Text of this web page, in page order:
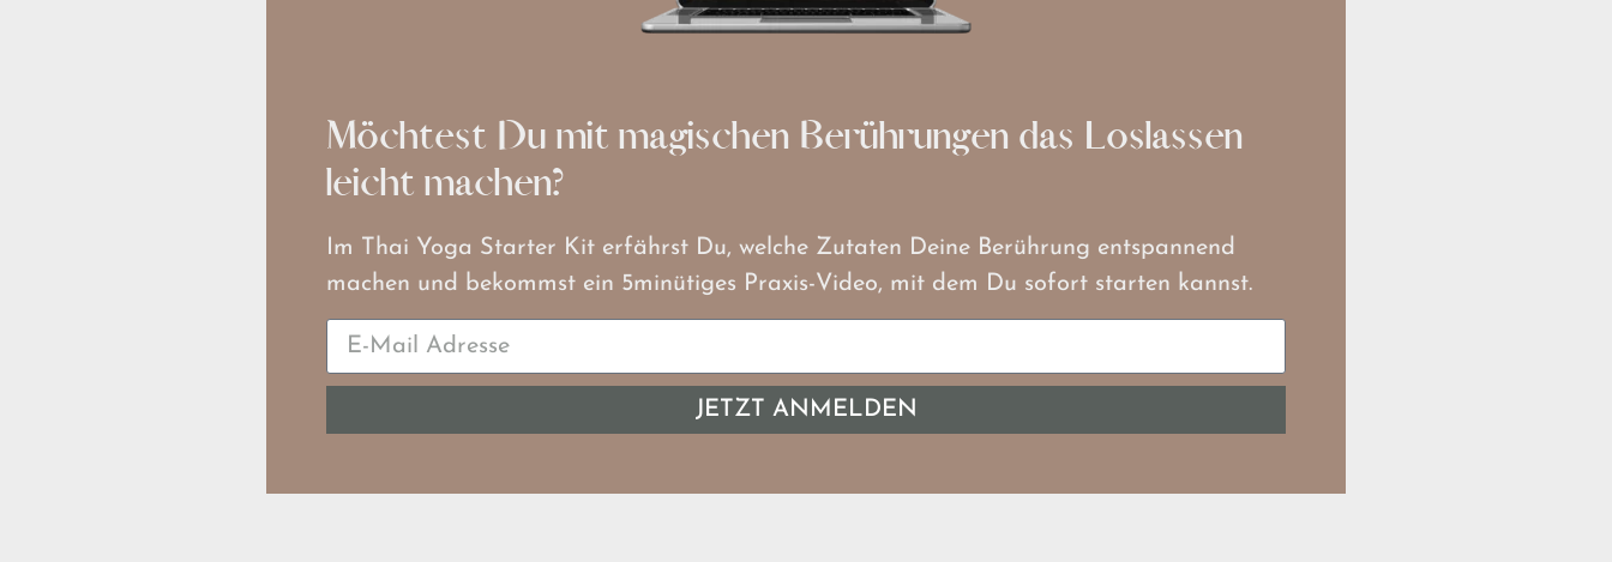
Möchtest Du mit magischen Berührungen das Loslassen
leicht machen?
Im Thai Yoga Starter Kit erfährst Du, welche Zutaten Deine Berührung entspannend
machen und bekommst ein 5minütiges Praxis-Video, mit dem Du sofort starten kannst.
JETZT ANMELDEN